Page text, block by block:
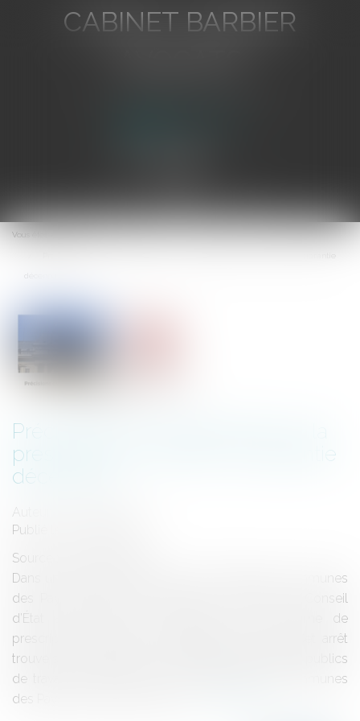
CABINET BARBIER
Ouvrir
le
Vous êtes ici :
Précisions du Conseil d’État sur la
prescription de l’action en garantie
décennale
Auteur : Pasquet Mathieu
Publié le :
Source :
Dans un arrêt du 7 juin 2024 Communauté de communes
des Pays du Sel et du Vermois (n° 472662), le Conseil
d’État a apporté des précisions sur le régime de
prescription de l’action en garantie décennale. Cet arrêt
trouve son origine dans un ensemble de marchés publics
de travaux conclus par la Communauté de communes
des Pays du Sel et du Vermois...